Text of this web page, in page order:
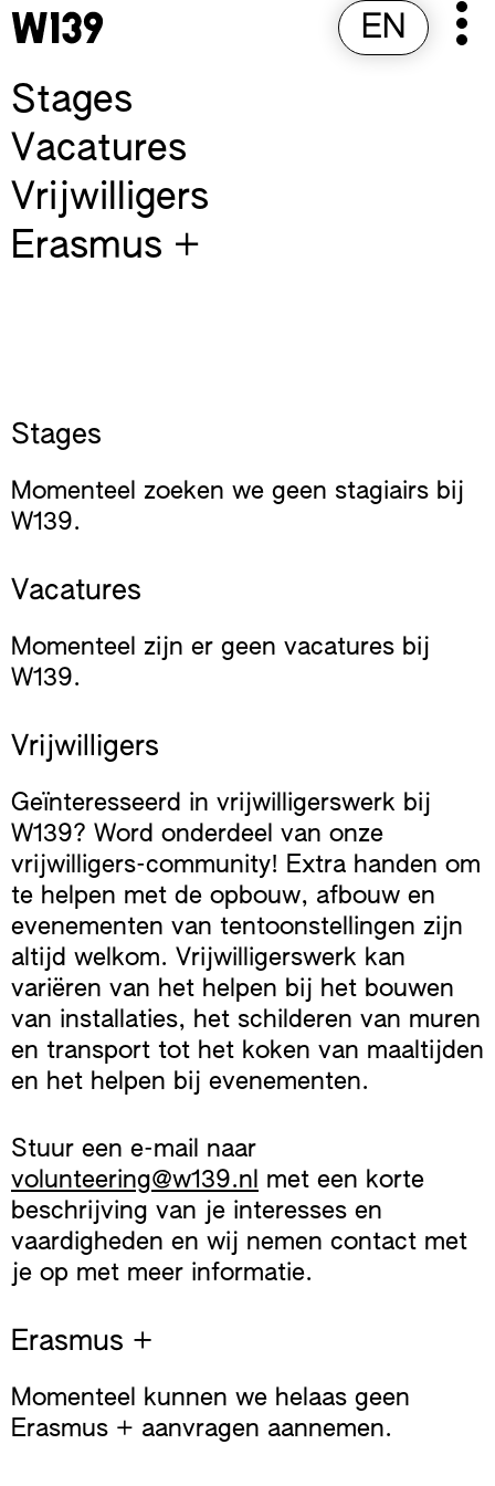
Skip
to
EN
Stages
Momenteel zoeken we geen stagiairs bij
W139.
Vacatures
Momenteel zijn er geen vacatures bij
W139.
Vrijwilligers
Geïnteresseerd in vrijwilligerswerk bij
W139? Word onderdeel van onze
vrijwilligers-community! Extra handen om
te helpen met de opbouw, afbouw en
evenementen van tentoonstellingen zijn
altijd welkom. Vrijwilligerswerk kan
variëren van het helpen bij het bouwen
van installaties, het schilderen van muren
en transport tot het koken van maaltijden
en het helpen bij evenementen.
Stuur een e-mail naar
volunteering@w139.nl
met een korte
beschrijving van je interesses en
vaardigheden en wij nemen contact met
je op met meer informatie.
Erasmus +
Momenteel kunnen we helaas geen
Erasmus + aanvragen aannemen.
Stages
Vacatures
Vrijwilligers
Erasmus +